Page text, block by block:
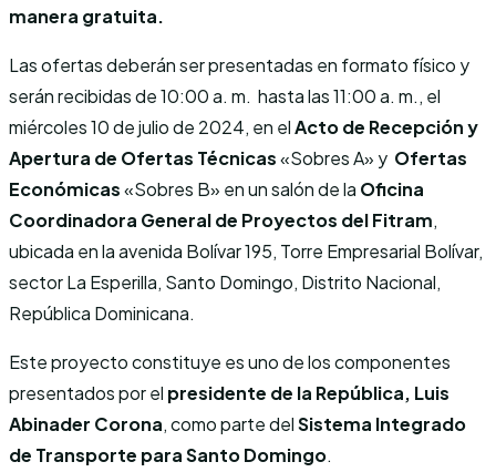
manera gratuita.
Las ofertas deberán ser presentadas en formato físico y
serán recibidas de 10:00 a. m. hasta las 11:00 a. m., el
miércoles 10 de julio de 2024, en elActo de Recepción y
Apertura de Ofertas Técnicas«Sobres A» y Ofertas
Económicas«Sobres B» en un salón de la Oficina
Coordinadora General de Proyectos del Fitram,
ubicada en la avenida Bolívar 195, Torre Empresarial Bolívar,
sector La Esperilla, Santo Domingo, Distrito Nacional,
República Dominicana.
Este proyecto constituye es uno de los componentes
presentados por el presidente de la República, Luis
Abinader Corona, como parte delSistema Integrado
de Transporte para Santo Domingo.